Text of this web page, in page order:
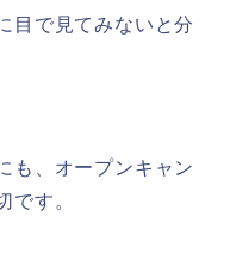
目で見てみないと分
も、オープンキャン
です。